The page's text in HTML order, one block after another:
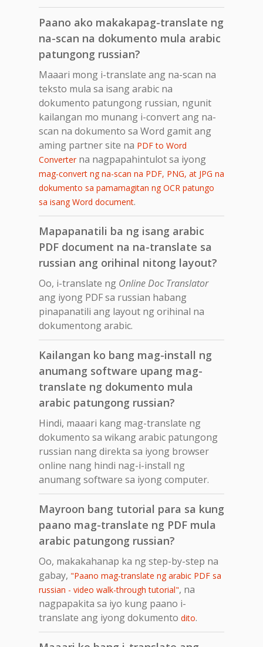
Paano ako makakapag-translate ng
na-scan na dokumento mula arabic
patungong russian?
Maaari mong i-translate ang na-scan na
teksto mula sa isang arabic na
dokumento patungong russian, ngunit
kailangan mo munang i-convert ang na-
scan na dokumento sa Word gamit ang
aming partner site na PDF to Word
Converterna nagpapahintulot sa iyong
mag-convert ng na-scan na PDF, PNG, at JPG na
dokumento sa pamamagitan ng OCR patungo
sa isang Word document.
Mapapanatili ba ng isang arabic
PDF document na na-translate sa
russian ang orihinal nitong layout?
Oo, i-translate ng Online Doc Translator
ang iyong PDF sa russian habang
pinapanatili ang layout ng orihinal na
dokumentong arabic.
Kailangan ko bang mag-install ng
anumang software upang mag-
translate ng dokumento mula
arabic patungong russian?
Hindi, maaari kang mag-translate ng
dokumento sa wikang arabic patungong
russian nang direkta sa iyong browser
online nang hindi nag-i-install ng
anumang software sa iyong computer.
Mayroon bang tutorial para sa kung
paano mag-translate ng PDF mula
arabic patungong russian?
Oo, makakahanap ka ng step-by-step na
gabay, "Paano mag-translate ng arabic PDF sa
russian - video walk-through tutorial", na
nagpapakita sa iyo kung paano i-
translate ang iyong dokumento dito.